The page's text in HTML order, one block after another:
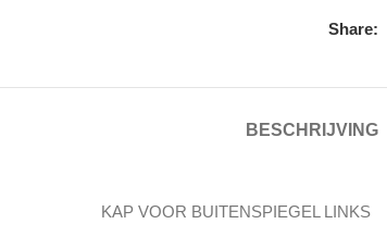
Share:
BESCHRIJVING
KAP VOOR BUITENSPIEGEL LINKS